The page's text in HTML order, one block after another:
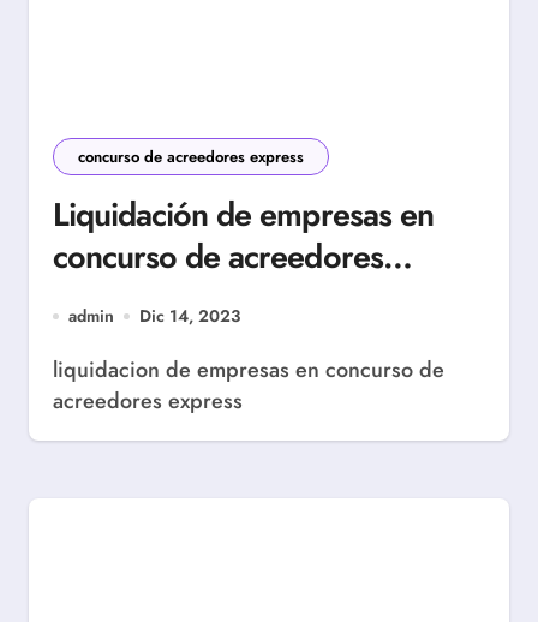
concurso de acreedores express
Liquidación de empresas en
concurso de acreedores
express
admin Dic 14, 2023
liquidacion de empresas en concurso de
acreedores express